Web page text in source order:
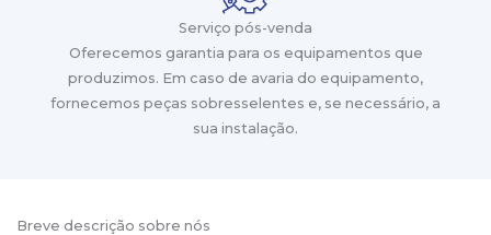
Serviço pós-venda
Oferecemos garantia para os equipamentos que
produzimos. Em caso de avaria do equipamento,
fornecemos peças sobresselentes e, se necessário, a
sua instalação.
Breve descrição sobre nós